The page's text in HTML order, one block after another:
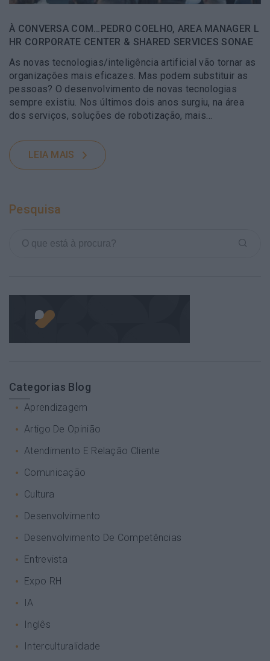
À CONVERSA COM…PEDRO COELHO, AREA MANAGER L
HR CORPORATE CENTER & SHARED SERVICES SONAE
As novas tecnologias/inteligência artificial vão tornar as
organizações mais eficazes. Mas podem substituir as
pessoas? O desenvolvimento de novas tecnologias
sempre existiu. Nos últimos dois anos surgiu, na área
dos serviços, soluções de robotização, mais…
LEIA MAIS
Pesquisa
Categorias Blog
Aprendizagem
Artigo De Opinião
Atendimento E Relação Cliente
Comunicação
Cultura
Desenvolvimento
Desenvolvimento De Competências
Entrevista
Expo RH
IA
Inglês
Interculturalidade